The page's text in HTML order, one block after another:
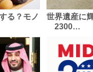
る？モノ
世界遺産に
2300…